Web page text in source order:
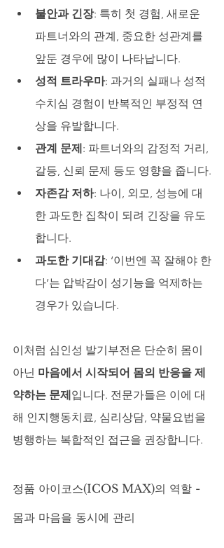
불안과 긴장: 특히 첫 경험, 새로운
파트너와의 관계, 중요한 성관계를
앞둔 경우에 많이 나타납니다.
성적 트라우마: 과거의 실패나 성적
수치심 경험이 반복적인 부정적 연
상을 유발합니다.
관계 문제: 파트너와의 감정적 거리,
갈등, 신뢰 문제 등도 영향을 줍니다.
자존감 저하: 나이, 외모, 성능에 대
한 과도한 집착이 되려 긴장을 유도
합니다.
과도한 기대감: ‘이번엔 꼭 잘해야 한
다’는 압박감이 성기능을 억제하는
경우가 있습니다.
이처럼 심인성 발기부전은 단순히 몸이
아닌 마음에서 시작되어 몸의 반응을 제
약하는 문제입니다. 전문가들은 이에 대
해 인지행동치료, 심리상담, 약물요법을
병행하는 복합적인 접근을 권장합니다.
정품 아이코스(ICOS MAX)의 역할 -
몸과 마음을 동시에 관리